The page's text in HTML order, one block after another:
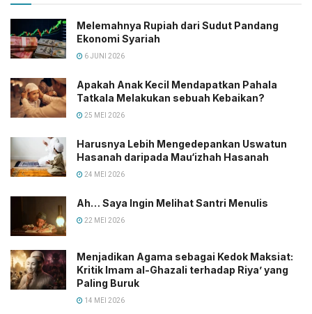
Melemahnya Rupiah dari Sudut Pandang
Ekonomi Syariah
6 JUNI 2026
Apakah Anak Kecil Mendapatkan Pahala
Tatkala Melakukan sebuah Kebaikan?
25 MEI 2026
Harusnya Lebih Mengedepankan Uswatun
Hasanah daripada Mau‘izhah Hasanah
24 MEI 2026
Ah… Saya Ingin Melihat Santri Menulis
22 MEI 2026
Menjadikan Agama sebagai Kedok Maksiat:
Kritik Imam al-Ghazali terhadap Riya’ yang
Paling Buruk
14 MEI 2026